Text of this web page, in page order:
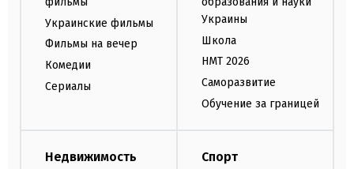
Украинские фильмы
Фильмы на вечер
Комедии
Сериалы
Украины
Школа
НМТ 2026
Саморазвитие
Обучение за границей
Недвижимость Спорт